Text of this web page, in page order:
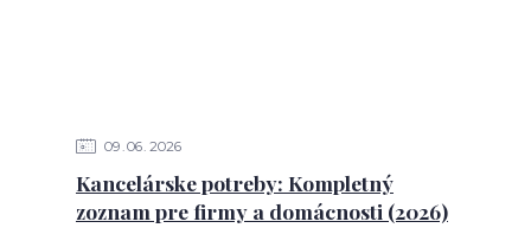
09 06 2026
Kancelárske potreby: Kompletný
zoznam pre firmy a domácnosti (2026)